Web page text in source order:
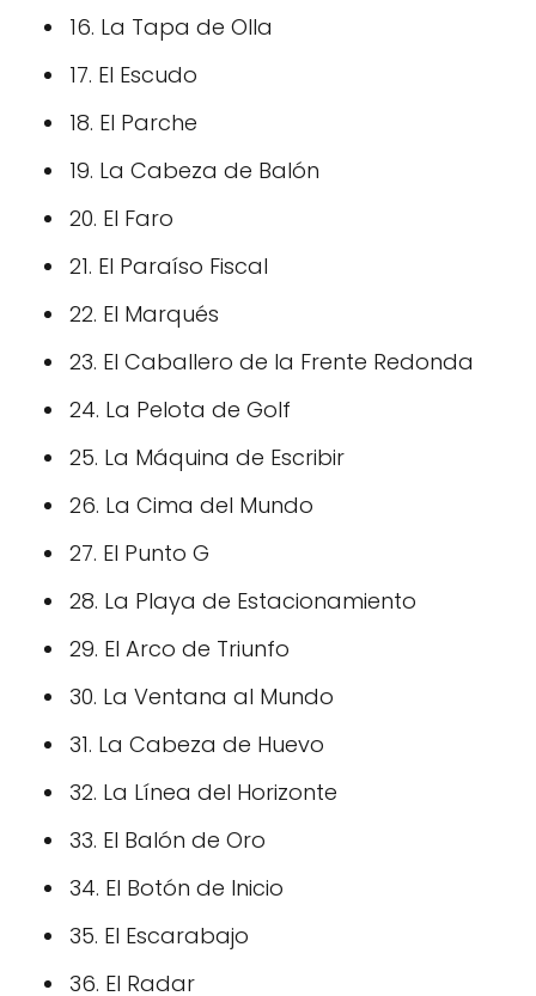
16. La Tapa de Olla
17. El Escudo
18. El Parche
19. La Cabeza de Balón
20. El Faro
21. El Paraíso Fiscal
22. El Marqués
23. El Caballero de la Frente Redonda
24. La Pelota de Golf
25. La Máquina de Escribir
26. La Cima del Mundo
27. El Punto G
28. La Playa de Estacionamiento
29. El Arco de Triunfo
30. La Ventana al Mundo
31. La Cabeza de Huevo
32. La Línea del Horizonte
33. El Balón de Oro
34. El Botón de Inicio
35. El Escarabajo
36. El Radar